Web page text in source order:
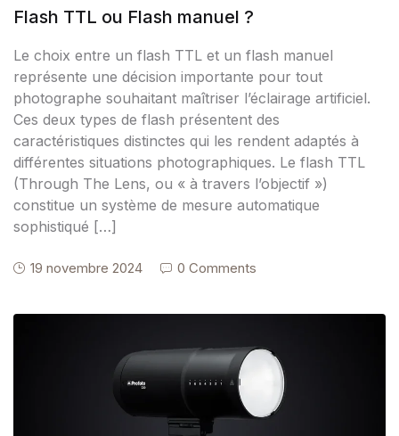
Flash TTL ou Flash manuel ?
Le choix entre un flash TTL et un flash manuel
représente une décision importante pour tout
photographe souhaitant maîtriser l’éclairage artificiel.
Ces deux types de flash présentent des
caractéristiques distinctes qui les rendent adaptés à
différentes situations photographiques. Le flash TTL
(Through The Lens, ou « à travers l’objectif »)
constitue un système de mesure automatique
sophistiqué […]
19 novembre 2024 0 Comments